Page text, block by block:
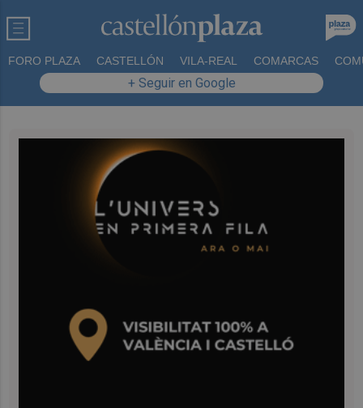
FORO PLAZA CASTELLÓN VILA-REAL COMARCAS
+ Seguir en Google